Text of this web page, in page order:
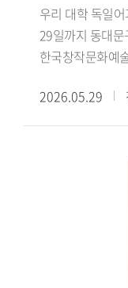
자문했습니다.
국립대학교에서
그때 새로운 시
저의 부족한 점을
학생들에게 적
발전해 나가야
닦은 선배로서
노력했습니다.
돌아온 게 아닐
대외활동이 있
우리 대학 독일
29일까지 동대문구
한국창작문화예
아니라 시간과 감
야수파의 강렬한
바다의 깊이를
대형 어선들은
움직임의 경계
긴장감과 분주
배경을 넘어 희
제시된다. 작가
2026.05.29